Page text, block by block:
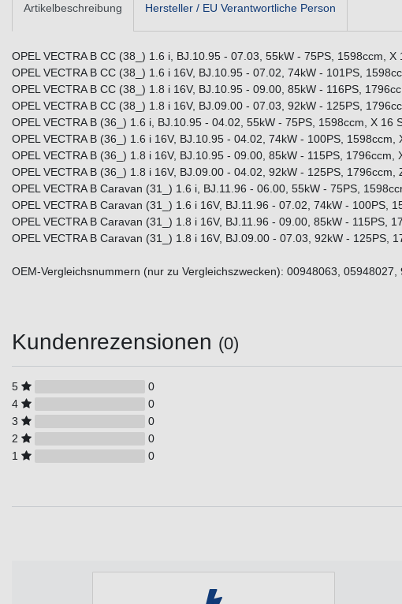
Artikelbeschreibung Hersteller / EU Verantwortliche Person
OPEL VECTRA B CC (38_) 1.6 i, BJ.10.95 - 07.03, 55kW - 75PS, 1598ccm, X
OPEL VECTRA B CC (38_) 1.6 i 16V, BJ.10.95 - 07.02, 74kW - 101PS,
OPEL VECTRA B CC (38_) 1.8 i 16V, BJ.10.95 - 09.00, 85kW - 116PS,
OPEL VECTRA B CC (38_) 1.8 i 16V, BJ.09.00 - 07.03, 92kW - 125PS,
OPEL VECTRA B (36_) 1.6 i, BJ.10.95 - 04.02, 55kW - 75PS, 1598ccm, X 16
OPEL VECTRA B (36_) 1.6 i 16V, BJ.10.95 - 04.02, 74kW - 100PS, 1598ccm,
OPEL VECTRA B (36_) 1.8 i 16V, BJ.10.95 - 09.00, 85kW - 115PS, 1796ccm,
OPEL VECTRA B (36_) 1.8 i 16V, BJ.09.00 - 04.02, 92kW - 125PS, 1796ccm,
OPEL VECTRA B Caravan (31_) 1.6 i, BJ.11.96 - 06.00, 55kW - 75PS,
OPEL VECTRA B Caravan (31_) 1.6 i 16V, BJ.11.96 - 07.02, 74kW - 100PS,
OPEL VECTRA B Caravan (31_) 1.8 i 16V, BJ.11.96 - 09.00, 85kW - 115PS,
OPEL VECTRA B Caravan (31_) 1.8 i 16V, BJ.09.00 - 07.03, 92kW - 125PS,
OEM-Vergleichsnummern (nur zu Vergleichszwecken): 00948063,
Kundenrezensionen (0)
5
0
4
0
3
0
2
0
1
0